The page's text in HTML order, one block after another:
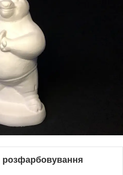
розфарбовування